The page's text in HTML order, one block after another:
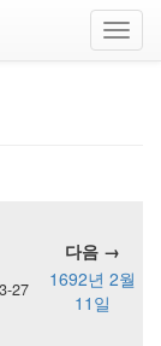
다음 →
27
1692년 2월
11일